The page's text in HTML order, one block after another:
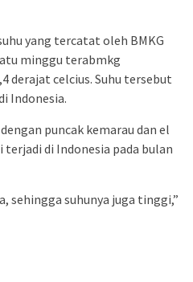
yang tercatat oleh BMKG
minggu terabmkg
derajat celcius. Suhu tersebut
Indonesia.
puncak kemarau dan el
di Indonesia pada bulan
sehingga suhunya juga tinggi,”